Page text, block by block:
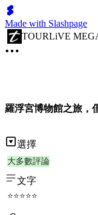
Made with Slashpage
TOURLiVE
羅浮宮博物館之旅，
選擇
大多數評論
文字
⭐⭐⭐⭐⭐